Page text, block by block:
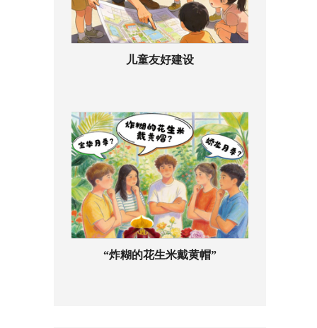
儿童友好建设
“炸糊的花生米戴黄帽”